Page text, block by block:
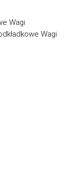
Wagi
Wagi